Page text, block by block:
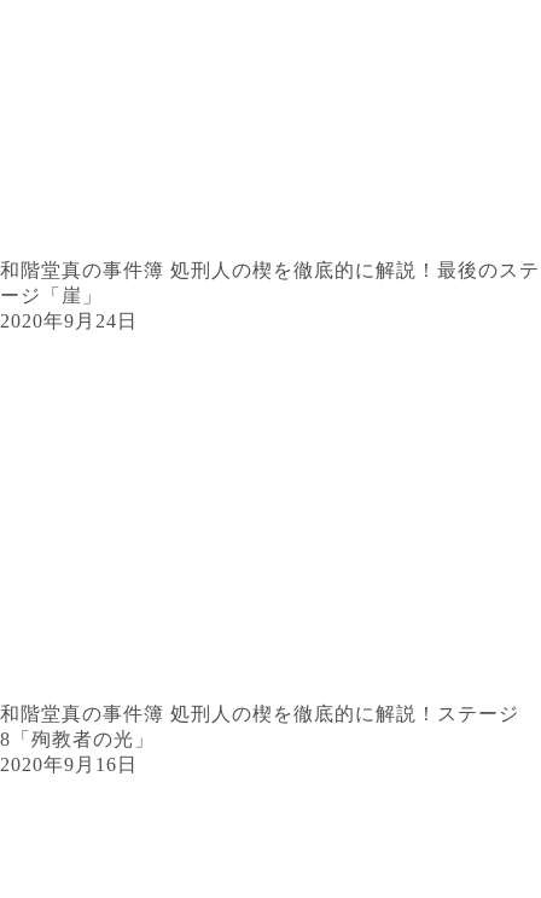
和階堂真の事件簿 処刑人の楔を徹底的に解説！最後のステ
ージ「崖」
2020年9月24日
和階堂真の事件簿 処刑人の楔を徹底的に解説！ステージ
8「殉教者の光」
2020年9月16日